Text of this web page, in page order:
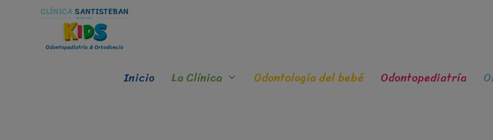
Inicio La Clínica Odontología del bebé Odontopediatría